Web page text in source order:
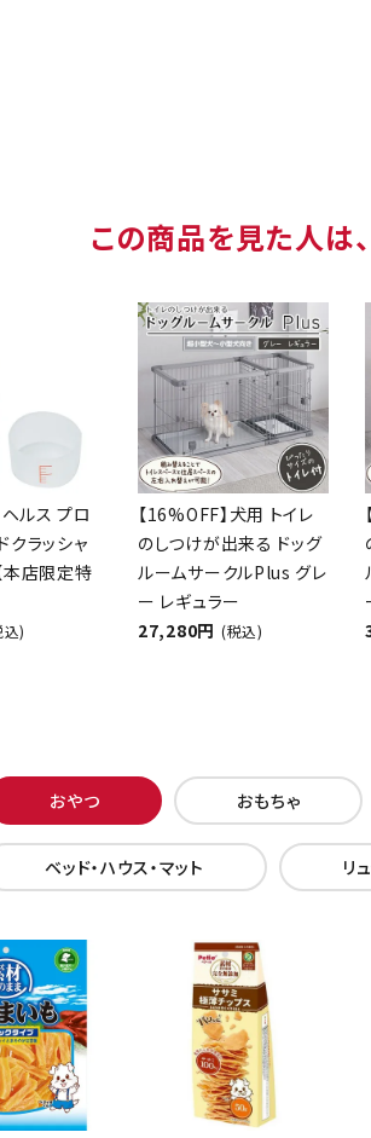
この商品を見た人は
ヘルス プロ
クラッシャ
本店限定特
)
【16%OFF】犬用 トイレ
のしつけが出来る ドッグ
ルームサークルPlus グレ
ー レギュラー
27,280円 (税込)
おやつ おもちゃ
ベッド・ハウス・マット リ